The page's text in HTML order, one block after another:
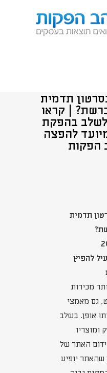
תדמית
| קראו
בהפקת
להפצה
הפקות
תדמית
להפיץ
מכירות
גם מאמצי
אופן. בשלב
ומוצריו
האתר של
יופיע